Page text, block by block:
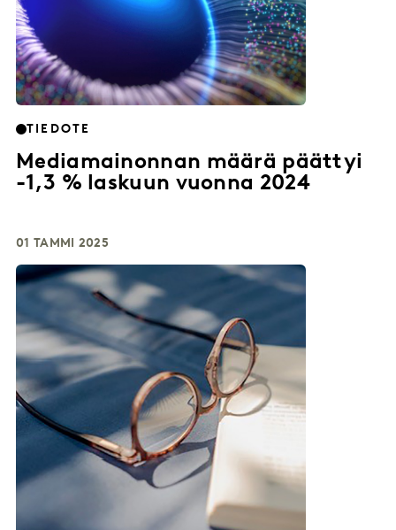
TIEDOTE
Mediamainonnan määrä päättyi
-1,3 % laskuun vuonna 2024
01 TAMMI 2025